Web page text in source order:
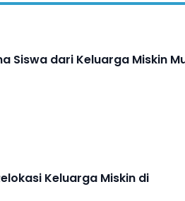
Siswa dari Keluarga Miskin
Keluarga Miskin di